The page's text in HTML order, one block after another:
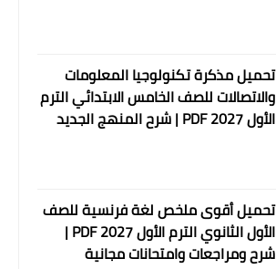
تحميل مذكرة تكنولوجيا المعلومات
والاتصالات للصف الخامس الابتدائي الترم
الأول 2027 PDF | شرح المنهج الجديد
تحميل أقوى ملخص لغة فرنسية للصف
الأول الثانوي الترم الأول 2027 PDF |
شرح ومراجعات وامتحانات مجانية